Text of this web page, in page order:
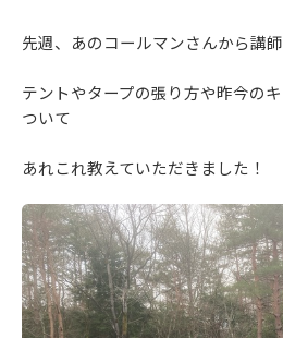
先週、あのコールマンさんから講
テントやタープの張り方や昨今の
ついて
あれこれ教えていただきました！